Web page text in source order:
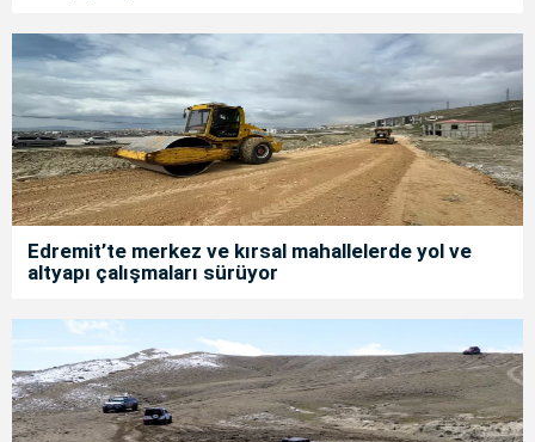
Edremit’te merkez ve kırsal mahallelerde yol ve
altyapı çalışmaları sürüyor